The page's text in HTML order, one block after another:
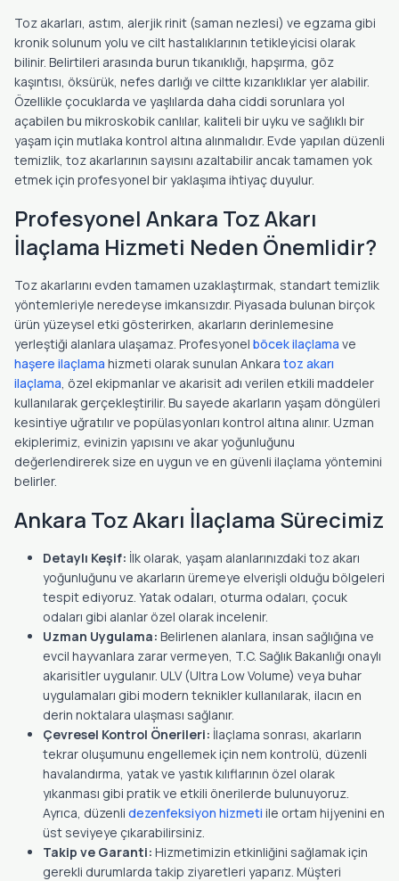
Toz akarları, astım, alerjik rinit (saman nezlesi) ve egzama gibi
kronik solunum yolu ve cilt hastalıklarının tetikleyicisi olarak
bilinir. Belirtileri arasında burun tıkanıklığı, hapşırma, göz
kaşıntısı, öksürük, nefes darlığı ve ciltte kızarıklıklar yer alabilir.
Özellikle çocuklarda ve yaşlılarda daha ciddi sorunlara yol
açabilen bu mikroskobik canlılar, kaliteli bir uyku ve sağlıklı bir
yaşam için mutlaka kontrol altına alınmalıdır. Evde yapılan düzenli
temizlik, toz akarlarının sayısını azaltabilir ancak tamamen yok
etmek için profesyonel bir yaklaşıma ihtiyaç duyulur.
Profesyonel Ankara Toz Akarı
İlaçlama Hizmeti Neden Önemlidir?
Toz akarlarını evden tamamen uzaklaştırmak, standart temizlik
yöntemleriyle neredeyse imkansızdır. Piyasada bulunan birçok
ürün yüzeysel etki gösterirken, akarların derinlemesine
yerleştiği alanlara ulaşamaz. Profesyonel böcek ilaçlama ve
haşere ilaçlama hizmeti olarak sunulan Ankara toz akarı
ilaçlama , özel ekipmanlar ve akarisit adı verilen etkili maddeler
kullanılarak gerçekleştirilir. Bu sayede akarların yaşam döngüleri
kesintiye uğratılır ve popülasyonları kontrol altına alınır. Uzman
ekiplerimiz, evinizin yapısını ve akar yoğunluğunu
değerlendirerek size en uygun ve en güvenli ilaçlama yöntemini
belirler.
Ankara Toz Akarı İlaçlama Sürecimiz
Detaylı Keşif: İlk olarak, yaşam alanlarınızdaki toz akarı
yoğunluğunu ve akarların üremeye elverişli olduğu bölgeleri
tespit ediyoruz. Yatak odaları, oturma odaları, çocuk
odaları gibi alanlar özel olarak incelenir.
Uzman Uygulama: Belirlenen alanlara, insan sağlığına ve
evcil hayvanlara zarar vermeyen, T.C. Sağlık Bakanlığı onaylı
akarisitler uygulanır. ULV (Ultra Low Volume) veya buhar
uygulamaları gibi modern teknikler kullanılarak, ilacın en
derin noktalara ulaşması sağlanır.
Çevresel Kontrol Önerileri: İlaçlama sonrası, akarların
tekrar oluşumunu engellemek için nem kontrolü, düzenli
havalandırma, yatak ve yastık kılıflarının özel olarak
yıkanması gibi pratik ve etkili önerilerde bulunuyoruz.
Ayrıca, düzenli dezenfeksiyon hizmeti ile ortam hijyenini en
üst seviyeye çıkarabilirsiniz.
Takip ve Garanti: Hizmetimizin etkinliğini sağlamak için
gerekli durumlarda takip ziyaretleri yaparız. Müşteri